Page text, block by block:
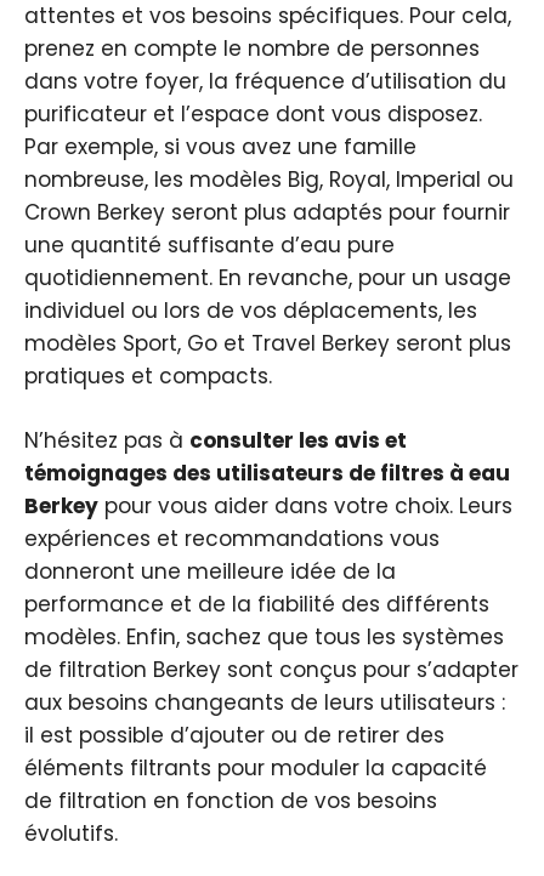
attentes et vos besoins spécifiques. Pour cela,
prenez en compte le nombre de personnes
dans votre foyer, la fréquence d’utilisation du
purificateur et l’espace dont vous disposez.
Par exemple, si vous avez une famille
nombreuse, les modèles Big, Royal, Imperial ou
Crown Berkey seront plus adaptés pour fournir
une quantité suffisante d’eau pure
quotidiennement. En revanche, pour un usage
individuel ou lors de vos déplacements, les
modèles Sport, Go et Travel Berkey seront plus
pratiques et compacts.
N’hésitez pas à consulter les avis et
témoignages des utilisateurs de filtres à eau
Berkey pour vous aider dans votre choix. Leurs
expériences et recommandations vous
donneront une meilleure idée de la
performance et de la fiabilité des différents
modèles. Enfin, sachez que tous les systèmes
de filtration Berkey sont conçus pour s’adapter
aux besoins changeants de leurs utilisateurs :
il est possible d’ajouter ou de retirer des
éléments filtrants pour moduler la capacité
de filtration en fonction de vos besoins
évolutifs.